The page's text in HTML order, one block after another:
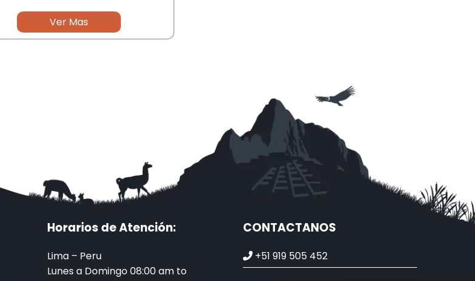
Ver Mas
Horarios de Atención:
Lima – Peru
Lunes a Domingo 08:00 am to
CONTACTANOS
+51 919 505 452